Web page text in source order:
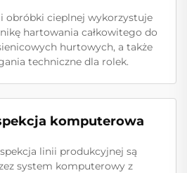
obróbki cieplnej wykorzystuje
hartowania całkowitego do
hurtowych, a także
techniczne dla rolek.
komputerowa
linii produkcyjnej są
system komputerowy z